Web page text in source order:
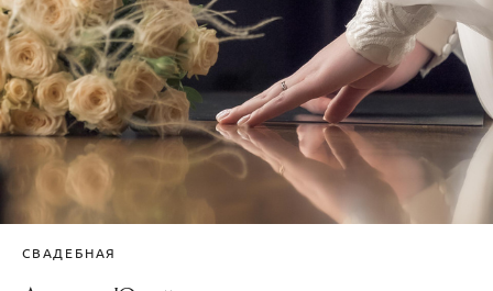
СВАДЕБНАЯ